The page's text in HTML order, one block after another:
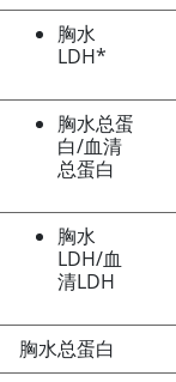
胸水
LDH*
胸水总蛋
白/血清
总蛋白
胸水
LDH/血
清LDH
胸水总蛋白